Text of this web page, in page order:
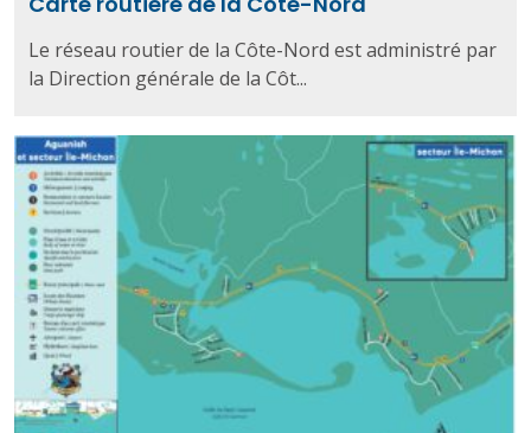
Le réseau routier de la Côte-Nord est administré par
la Direction générale de la Côt...